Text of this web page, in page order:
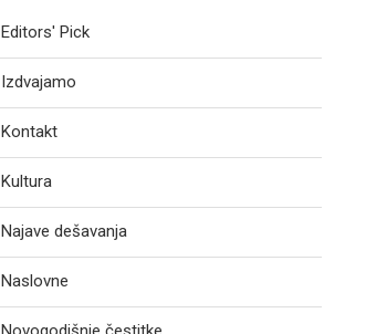
Editors' Pick
Izdvajamo
Kontakt
Kultura
Najave dešavanja
Naslovne